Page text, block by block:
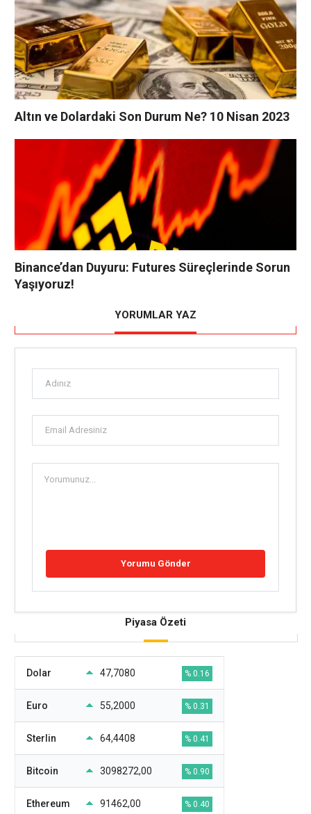
Altın ve Dolardaki Son Durum Ne? 10 Nisan 2023
Binance’dan Duyuru: Futures Süreçlerinde Sorun
Yaşıyoruz!
YORUMLAR YAZ
Piyasa Özeti
Dolar 47,7080 % 0.16
Euro 55,2000 % 0.31
Sterlin 64,4408 % 0.41
Bitcoin 3098272,00 % 0.90
Ethereum 91462,00 % 0.40